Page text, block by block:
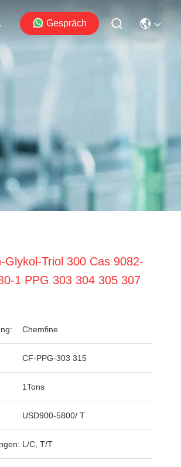
Gespräch
Glykol-Triol 300 Cas 9082-
1 PPG 303 304 305 307
Chemfine
CF-PPG-303 315
1Tons
USD900-5800/ T
L/C, T/T